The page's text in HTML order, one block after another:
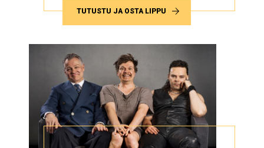
TUTUSTU JA OSTA LIPPU